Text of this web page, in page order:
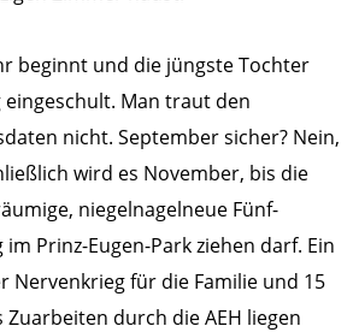
beginnt und die jüngste Tochter
Man traut den
nicht. September sicher? Nein,
wird es November, bis die
niegelnagelneue Fünf-
Prinz-Eugen-Park ziehen darf. Ein
Nervenkrieg für die Familie und 15
durch die AEH liegen